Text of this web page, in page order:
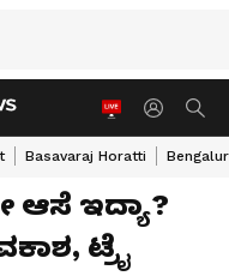
Basavaraj Horatti
ಇದ್ಯಾ?
ಟ್ರೈ